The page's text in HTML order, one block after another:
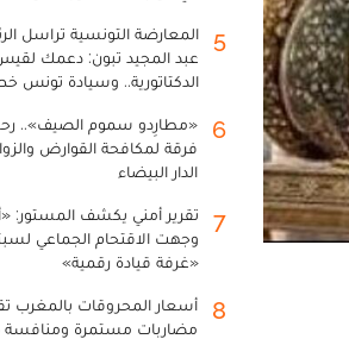
5
المعارضة التونسية تراسل
عبد المجيد تبون: دعمك
الدكتاتورية.. وسيادة تونس
6
«مطارِدو سموم الصيف»..
فرقة لمكافحة القوارض
الدار البيضاء
7
تقرير أمني يكشف المستور:
وجهت الاقتحام الجماعي
«غرفة قيادة رقمية»
8
أسعار المحروقات بالمغرب
مضاربات مستمرة ومنافسة